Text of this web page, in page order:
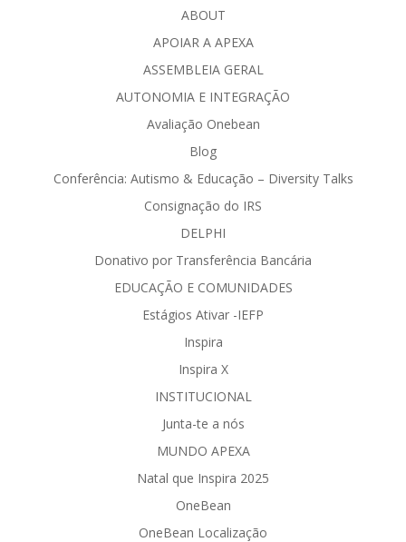
ABOUT
APOIAR A APEXA
ASSEMBLEIA GERAL
AUTONOMIA E INTEGRAÇÃO
Avaliação Onebean
Blog
Conferência: Autismo & Educação – Diversity Talks
Consignação do IRS
DELPHI
Donativo por Transferência Bancária
EDUCAÇÃO E COMUNIDADES
Estágios Ativar -IEFP
Inspira
Inspira X
INSTITUCIONAL
Junta-te a nós
MUNDO APEXA
Natal que Inspira 2025
OneBean
OneBean Localização